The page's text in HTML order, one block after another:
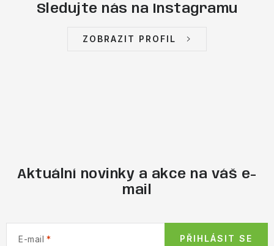
Sledujte nás na Instagramu
ZOBRAZIT PROFIL
Aktuální novinky a akce na váš e-
mail
E-mail PŘIHLÁSIT SE